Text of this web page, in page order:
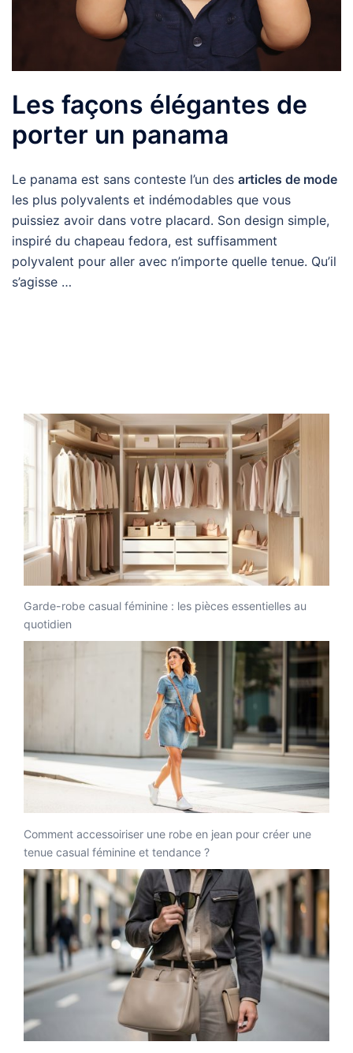
Les façons élégantes de
porter un panama
Le panama est sans conteste l’un des articles de mode
les plus polyvalents et indémodables que vous
puissiez avoir dans votre placard. Son design simple,
inspiré du chapeau fedora, est suffisamment
polyvalent pour aller avec n’importe quelle tenue. Qu’il
s’agisse …
Garde-robe casual féminine : les pièces essentielles au
quotidien
Comment accessoiriser une robe en jean pour créer une
tenue casual féminine et tendance ?